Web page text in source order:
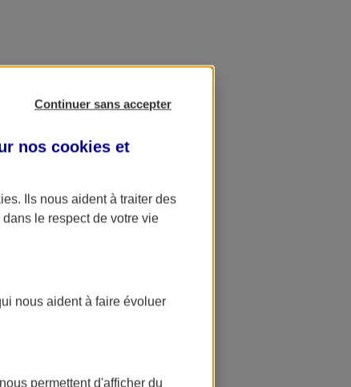
Continuer sans accepter
nos cookies et
. Ils nous aident à traiter des
le respect de votre vie
nous aident à faire évoluer
permettent d'afficher du